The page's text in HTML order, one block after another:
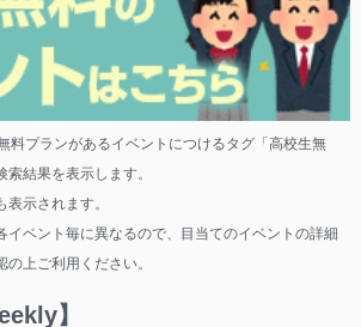
料プランがあるイベントにつけるタグ「高校生無
結果を表示します。
示されます。
ベント毎に異なるので、目当てのイベントの詳細
上ご利用ください。
】